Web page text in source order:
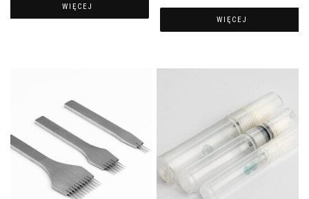
WIĘCEJ
WIĘCEJ